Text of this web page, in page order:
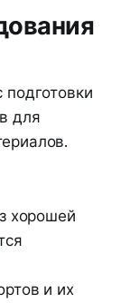
для
хорошей
и их